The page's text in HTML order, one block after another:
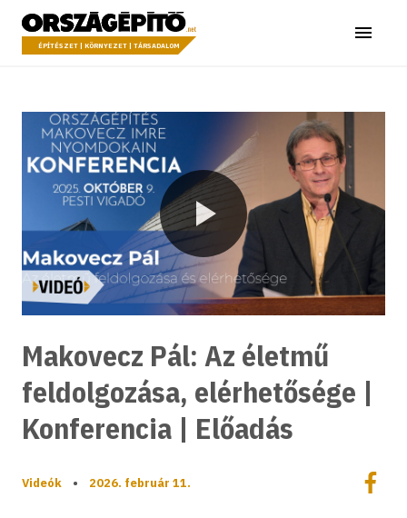
a tartalomhoz
Országépítő
ÉPÍTÉSZET | KÖRNYEZET | TÁRSADALOM Menü
Lejátszás
Makovecz Pál: Az életmű
feldolgozása, elérhetősége |
Konferencia | Előadás
Videók • 2026. február 11.